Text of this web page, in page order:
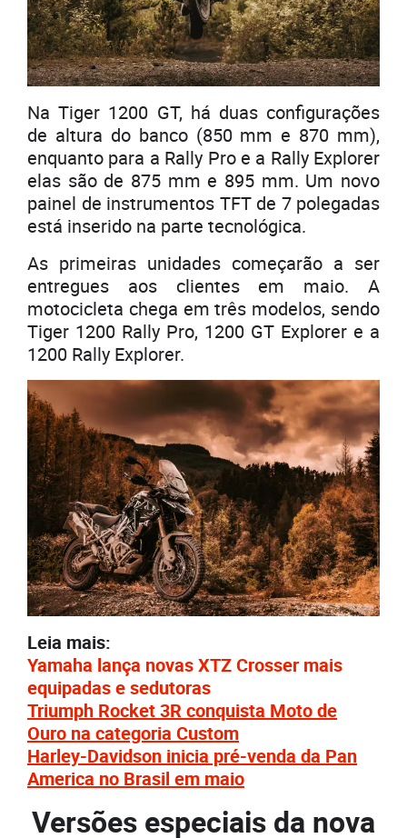
Na Tiger 1200 GT, há duas configurações
de altura do banco (850 mm e 870 mm),
enquanto para a Rally Pro e a Rally Explorer
elas são de 875 mm e 895 mm. Um novo
painel de instrumentos TFT de 7 polegadas
está inserido na parte tecnológica.
As primeiras unidades começarão a ser
entregues aos clientes em maio. A
motocicleta chega em três modelos, sendo
Tiger 1200 Rally Pro, 1200 GT Explorer e a
1200 Rally Explorer.
Leia mais:
Yamaha lança novas XTZ Crosser mais
equipadas e sedutoras
Triumph Rocket 3R conquista Moto de
Ouro na categoria Custom
Harley-Davidson inicia pré-venda da Pan
America no Brasil em maio
Versões especiais da nova